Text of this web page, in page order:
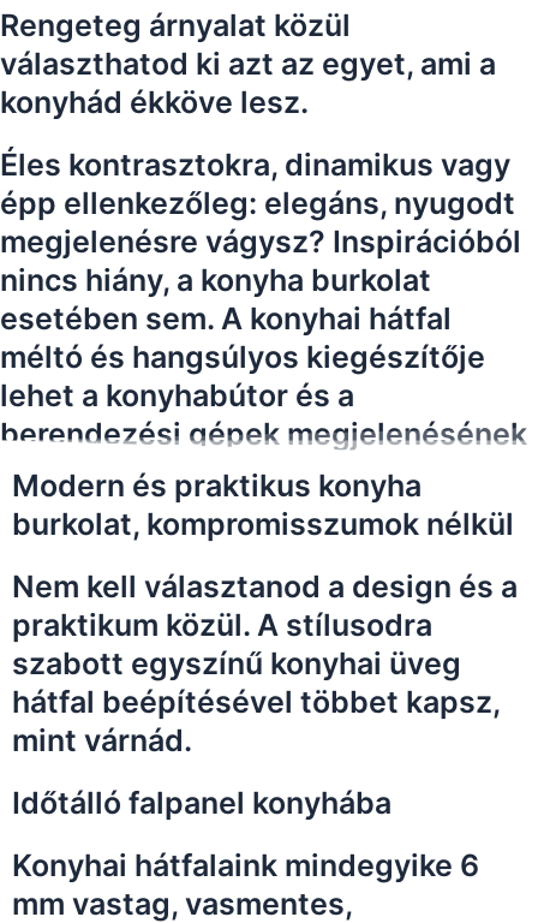
Rengeteg árnyalat közül
választhatod ki azt az egyet, ami a
konyhád ékköve lesz.
Éles kontrasztokra, dinamikus vagy
épp ellenkezőleg: elegáns, nyugodt
megjelenésre vágysz? Inspirációból
nincs hiány, a konyha burkolat
esetében sem. A konyhai hátfal
méltó és hangsúlyos kiegészítője
lehet a konyhabútor és a
berendezési gépek megjelenésének
Modern és praktikus konyha
burkolat, kompromisszumok nélkül
Nem kell választanod a design és a
praktikum közül. A stílusodra
szabott egyszínű konyhai üveg
hátfal beépítésével többet kapsz,
mint várnád.
Időtálló falpanel konyhába
Konyhai hátfalaink mindegyike 6
mm vastag, vasmentes,